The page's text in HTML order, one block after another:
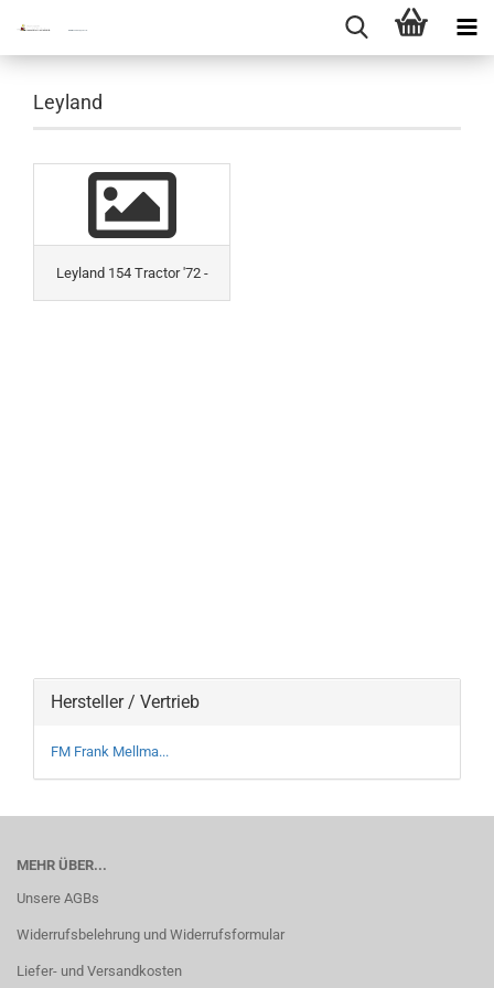
Leyland
Leyland 154 Tractor '72 -
Hersteller / Vertrieb
FM Frank Mellma...
MEHR ÜBER...
Unsere AGBs
Widerrufsbelehrung und Widerrufsformular
Liefer- und Versandkosten